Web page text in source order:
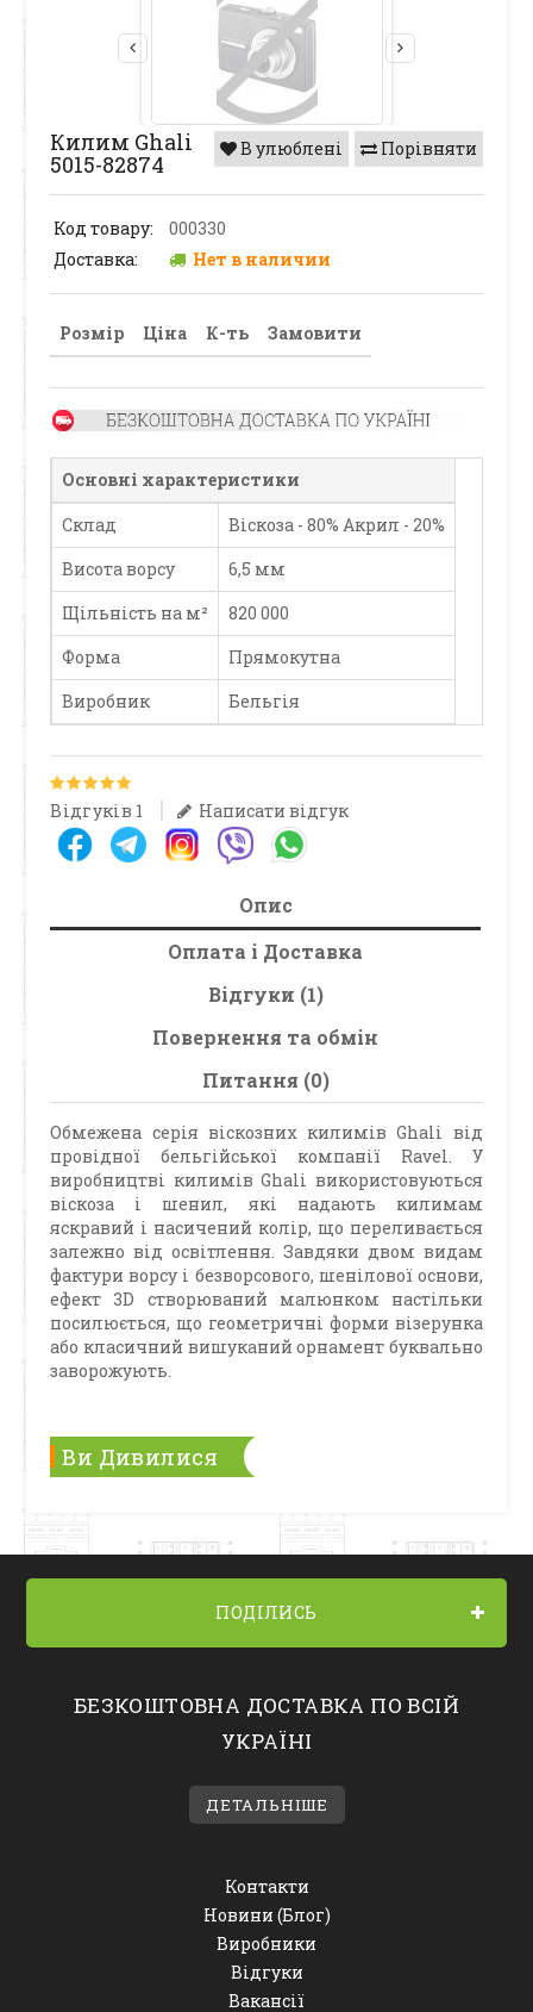
Порівняти
В улюблені
Килим Ghali
5015-82874
Код товару:
000330
Доставка:
Нет в наличии
Розмір Ціна К-ть Замовити
Основні характеристики
Склад
Віскоза - 80% Акрил - 20%
Висота ворсу
6,5 мм
Щільність на м²
820 000
Форма
Прямокутна
Виробник
Бельгія
Відгуків 1 Написати відгук
Опис
Оплата і Доставка
Відгуки (1)
Повернення та обмін
Питання (0)
Обмежена серія віскозних килимів Ghali від
провідної бельгійської компанії Ravel. У
виробництві килимів Ghali використовуються
віскоза і шенил, які надають килимам
яскравий і насичений колір, що переливається
залежно від освітлення. Завдяки двом видам
фактури ворсу і безворсового, шенілової основи,
ефект 3D створюваний малюнком настільки
посилюється, що геометричні форми візерунка
або класичний вишуканий орнамент буквально
заворожують.
Ви Дивилися
ПОДІЛИСЬ
БЕЗКОШТОВНА ДОСТАВКА ПО ВСІЙ
УКРАЇНІ
ДЕТАЛЬНІШЕ
Контакти
Новини (Блог)
Виробники
Відгуки
Вакансії